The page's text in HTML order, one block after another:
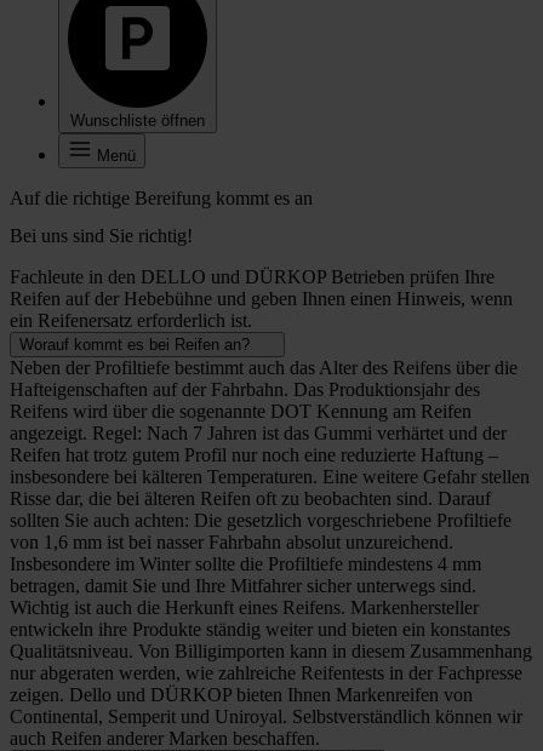
Wunschliste öffnen
Menü
Auf die richtige Bereifung kommt es an
Bei uns sind Sie richtig!
Fachleute in den DELLO und DÜRKOP Betrieben prüfen Ihre
Reifen auf der Hebebühne und geben Ihnen einen Hinweis, wenn
ein Reifenersatz erforderlich ist.
Worauf kommt es bei Reifen an?
Neben der Profiltiefe bestimmt auch das Alter des Reifens über die
Hafteigenschaften auf der Fahrbahn. Das Produktionsjahr des
Reifens wird über die sogenannte DOT Kennung am Reifen
angezeigt. Regel: Nach 7 Jahren ist das Gummi verhärtet und der
Reifen hat trotz gutem Profil nur noch eine reduzierte Haftung –
insbesondere bei kälteren Temperaturen. Eine weitere Gefahr stellen
Risse dar, die bei älteren Reifen oft zu beobachten sind. Darauf
sollten Sie auch achten: Die gesetzlich vorgeschriebene Profiltiefe
von 1,6 mm ist bei nasser Fahrbahn absolut unzureichend.
Insbesondere im Winter sollte die Profiltiefe mindestens 4 mm
betragen, damit Sie und Ihre Mitfahrer sicher unterwegs sind.
Wichtig ist auch die Herkunft eines Reifens. Markenhersteller
entwickeln ihre Produkte ständig weiter und bieten ein konstantes
Qualitätsniveau. Von Billigimporten kann in diesem Zusammenhang
nur abgeraten werden, wie zahlreiche Reifentests in der Fachpresse
zeigen. Dello und DÜRKOP bieten Ihnen Markenreifen von
Continental, Semperit und Uniroyal. Selbstverständlich können wir
auch Reifen anderer Marken beschaffen.